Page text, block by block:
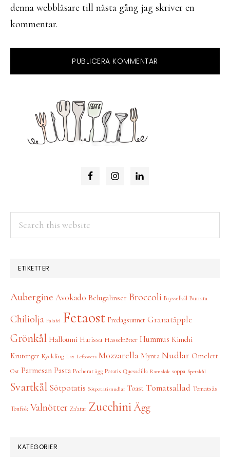
denna webbläsare till nästa gång jag skriver en
kommentar.
PRIMARY
SIDEBAR
ETIKETTER
Aubergine Avokado Belugalinser Broccoli Brysselkål Burrata
Chiliolja Falafel Fetaost Fredagsunnet Granatäpple
Grönkål Halloumi Harissa Hasselnötter Hummus Kimchi
Krutonger Kyckling Lax Leftovers Mozzarella Mynta Nudlar Omelett
Ost Parmesan Pasta Pocherat ägg Potatis Quesadilla Ramslök soppa Spetskål
Svartkål Sötpotatis Sötpotatisnudlar Toast Tomatsallad Tomatsås
Tonfisk Valnötter Za’atar ZucchiniÄgg
KATEGORIER